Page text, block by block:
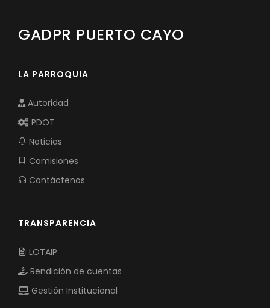
GADPR PUERTO CAYO
-
LA PARROQUIA
Autoridad
PDOT
Noticias
Comisiones
Contáctenos
TRANSPARENCIA
LOTAIP
Rendición de cuentas
Gestión Institucional